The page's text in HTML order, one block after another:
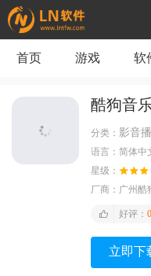
首页 游戏 软
酷狗音
分类： 影音
语言： 简体中
星级：
厂商： 广州酷
好评： 0
立即下